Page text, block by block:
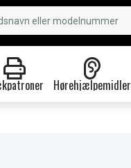
Hørehjælpemidler